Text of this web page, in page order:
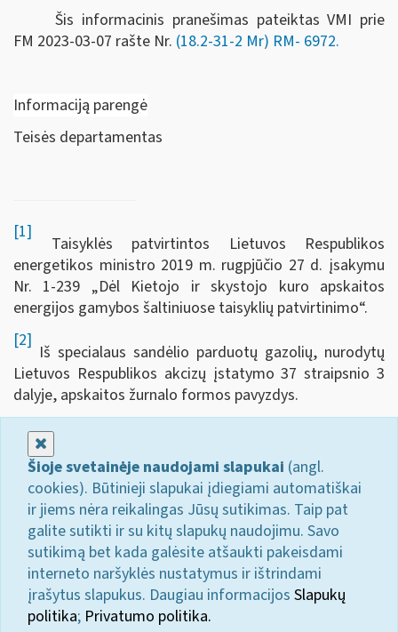
Šis informacinis pranešimas pateiktas VMI prie
FM 2023-03-07 rašte Nr. (18.2-31-2 Mr) RM- 6972.
Informaciją parengė
Teisės departamentas
[1]
Taisyklės patvirtintos Lietuvos Respublikos
energetikos ministro 2019 m. rugpjūčio 27 d. įsakymu
Nr. 1-239 „Dėl Kietojo ir skystojo kuro apskaitos
energijos gamybos šaltiniuose taisyklių patvirtinimo“.
[2]
Iš specialaus sandėlio parduotų gazolių, nurodytų
Lietuvos Respublikos akcizų įstatymo 37 straipsnio 3
dalyje, apskaitos žurnalo formos pavyzdys.
Šioje svetainėje naudojami slapukai (angl.
cookies). Būtinieji slapukai įdiegiami automatiškai
ir jiems nėra reikalingas Jūsų sutikimas. Taip pat
galite sutikti ir su kitų slapukų naudojimu. Savo
sutikimą bet kada galėsite atšaukti pakeisdami
interneto naršyklės nustatymus ir ištrindami
įrašytus slapukus. Daugiau informacijos Slapukų
politika; Privatumo politika.